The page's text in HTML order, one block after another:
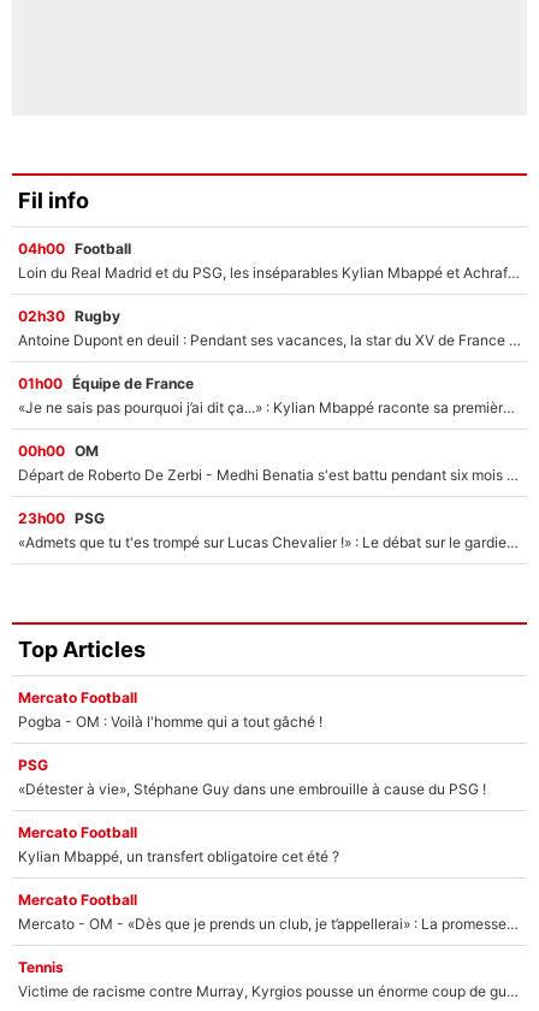
Fil info
04h00 Football
Loin du Real Madrid et du PSG, les inséparables Kylian Mbappé et Achraf Hakimi changent d'équipe le temps d'une journée !
02h30 Rugby
Antoine Dupont en deuil : Pendant ses vacances, la star du XV de France a perdu sa grand-mère
01h00 Équipe de France
«Je ne sais pas pourquoi j’ai dit ça...» : Kylian Mbappé raconte sa première rencontre avec Zinédine Zidane (et c’est très drôle)
00h00 OM
Départ de Roberto De Zerbi - Medhi Benatia s'est battu pendant six mois pour le retenir à l'OM, le PSG a été le naufrage de trop : «Je pars avec toi»
23h00 PSG
«Admets que tu t'es trompé sur Lucas Chevalier !» : Le débat sur le gardien du PSG vire au clash à l'After Foot
Top Articles
Mercato Football
Pogba - OM : Voilà l'homme qui a tout gâché !
PSG
«Détester à vie», Stéphane Guy dans une embrouille à cause du PSG !
Mercato Football
Kylian Mbappé, un transfert obligatoire cet été ?
Mercato Football
Mercato - OM - «Dès que je prends un club, je t’appellerai» : La promesse de Marcelino au moment de claquer la porte
Tennis
Victime de racisme contre Murray, Kyrgios pousse un énorme coup de gueule !